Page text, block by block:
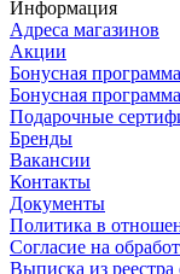
Информация
Адреса магазинов
Акции
Бонусная
Бонусная
Подарочные
Бренды
Вакансии
Контакты
Документы
Политика в
Согласие на
Выписка из